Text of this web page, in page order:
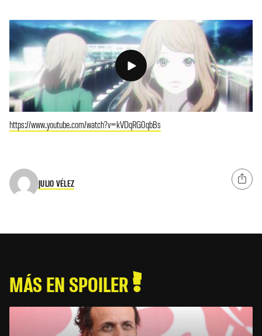
https://www.youtube.com/watch?v=kVDqRG0qbBs
JULIO VÉLEZ
MÁS EN SPOILER